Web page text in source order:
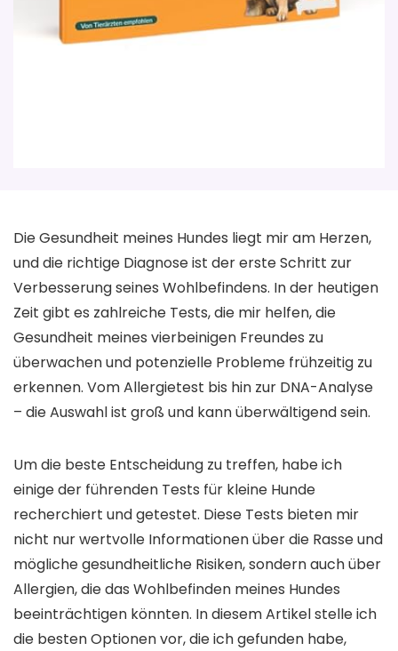
Die Gesundheit meines Hundes liegt mir am Herzen,
und die richtige Diagnose ist der erste Schritt zur
Verbesserung seines Wohlbefindens. In der heutigen
Zeit gibt es zahlreiche Tests, die mir helfen, die
Gesundheit meines vierbeinigen Freundes zu
überwachen und potenzielle Probleme frühzeitig zu
erkennen. Vom Allergietest bis hin zur DNA-Analyse
– die Auswahl ist groß und kann überwältigend sein.
Um die beste Entscheidung zu treffen, habe ich
einige der führenden Tests für kleine Hunde
recherchiert und getestet. Diese Tests bieten mir
nicht nur wertvolle Informationen über die Rasse und
mögliche gesundheitliche Risiken, sondern auch über
Allergien, die das Wohlbefinden meines Hundes
beeinträchtigen könnten. In diesem Artikel stelle ich
die besten Optionen vor, die ich gefunden habe,